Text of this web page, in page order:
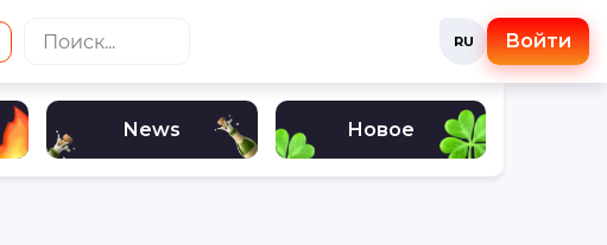
RU Войти
News Новое